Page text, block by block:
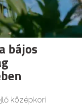
bájos
középkori